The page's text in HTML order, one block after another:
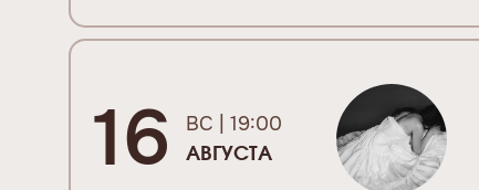
16 ВС | 19:00
АВГУСТА